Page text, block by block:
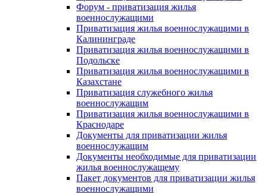
Форум - приватизация жилья
военнослужащими
Приватизация жилья военнослужащими в
Калининграде
Приватизация жилья военнослужащими в
Подольске
Приватизация жилья военнослужащими в
Казахстане
Приватизация служебного жилья
военнослужащим
Приватизация жилья военнослужащими в
Краснодаре
Документы для приватизации жилья
военнослужащим
Документы необходимые для приватизации
жилья военнослужащему
Пакет документов для приватизации жилья
военнослужащими